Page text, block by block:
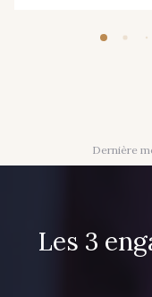
Dernière
Les 3